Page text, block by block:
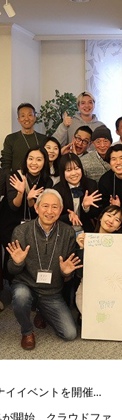
イイベントを開催...